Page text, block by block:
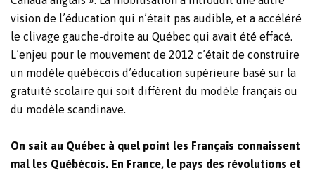
vision de l’éducation qui n’était pas audible, et a accéléré
le clivage gauche-droite au Québec qui avait été effacé.
L’enjeu pour le mouvement de 2012 c’était de construire
un modèle québécois d’éducation supérieure basé sur la
gratuité scolaire qui soit différent du modèle français ou
du modèle scandinave.
On sait au Québec à quel point les Français connaissent
mal les Québécois. En France, le pays des révolutions et